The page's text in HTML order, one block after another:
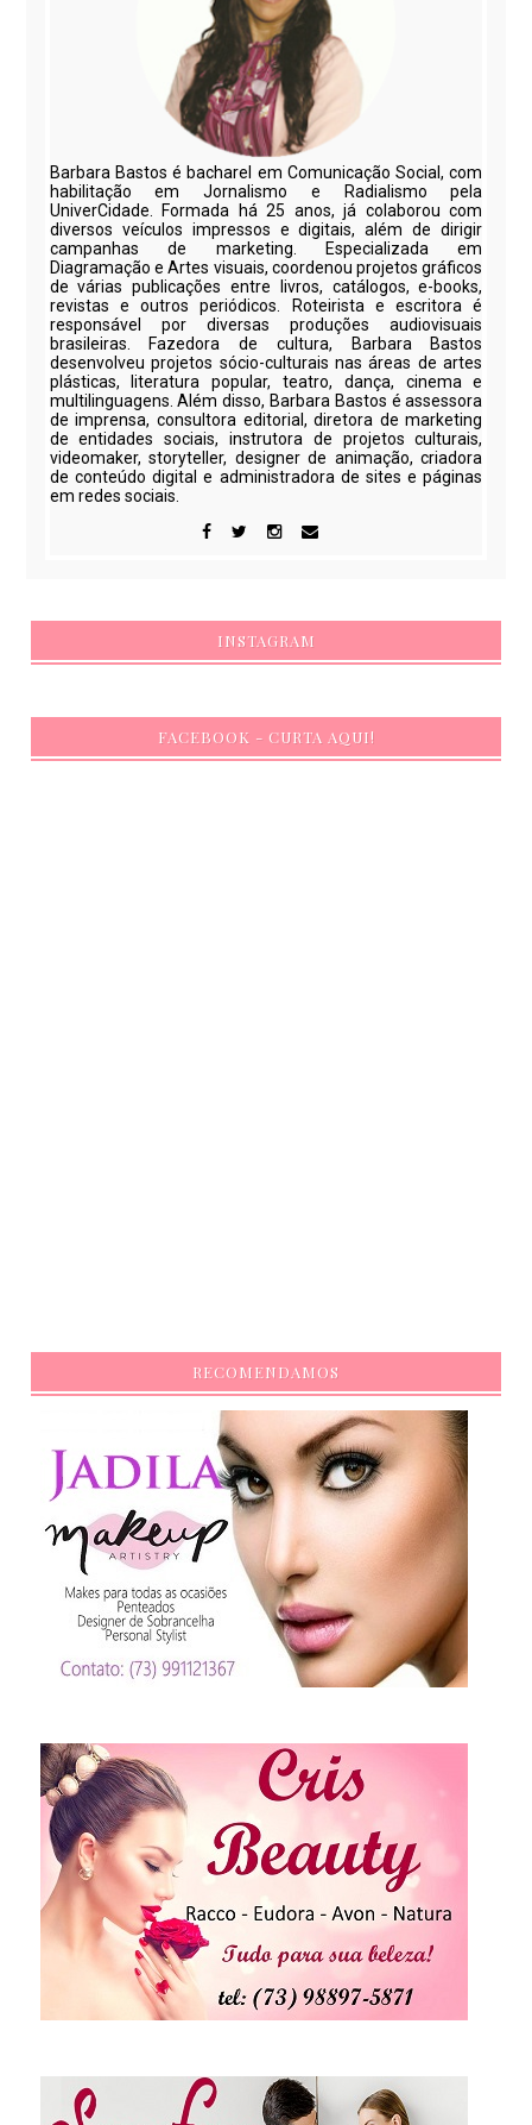
Barbara Bastos é bacharel em Comunicação Social, com
habilitação em Jornalismo e Radialismo pela
UniverCidade. Formada há 25 anos, já colaborou com
diversos veículos impressos e digitais, além de dirigir
campanhas de marketing. Especializada em
Diagramação e Artes visuais, coordenou projetos gráficos
de várias publicações entre livros, catálogos, e-books,
revistas e outros periódicos. Roteirista e escritora é
responsável por diversas produções audiovisuais
brasileiras. Fazedora de cultura, Barbara Bastos
desenvolveu projetos sócio-culturais nas áreas de artes
plásticas, literatura popular, teatro, dança, cinema e
multilinguagens. Além disso, Barbara Bastos é assessora
de imprensa, consultora editorial, diretora de marketing
de entidades sociais, instrutora de projetos culturais,
videomaker, storyteller, designer de animação, criadora
de conteúdo digital e administradora de sites e páginas
em redes sociais.
INSTAGRAM
FACEBOOK - CURTA AQUI!
RECOMENDAMOS